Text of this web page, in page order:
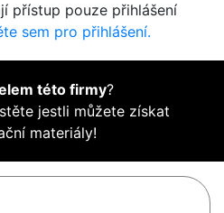
přístup pouze přihlášení
sem pro přihlášení.
této firmy?
jestli můžete získat
materiály!